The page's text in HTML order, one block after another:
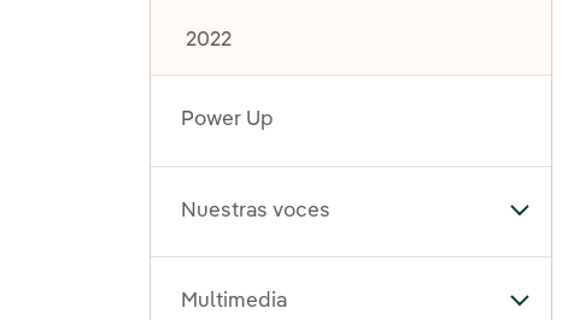
2022
Power Up
Nuestras voces
Multimedia